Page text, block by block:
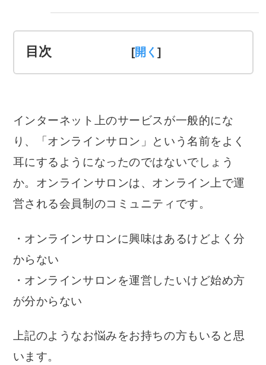
目次 [ ]
インターネット上のサービスが一般的にな
り、「オンラインサロン」という名前をよく
耳にするようになったのではないでしょう
か。オンラインサロンは、オンライン上で運
営される会員制のコミュニティです。
・オンラインサロンに興味はあるけどよく分
からない
・オンラインサロンを運営したいけど始め方
が分からない
上記のようなお悩みをお持ちの方もいると思
います。